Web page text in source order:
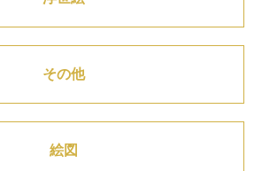
その他
絵図